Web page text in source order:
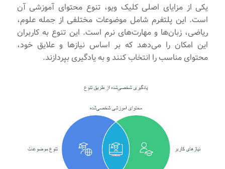
یکی از مزایای اصلی کلیک ویو، تنوع محتوای آموزشی آن
است. این پلتفرم شامل موضوعات مختلفی از جمله علوم،
ریاضی، زبان‌ها و مهارت‌های نرم است. این تنوع به کاربران
این امکان را می‌دهد که بر اساس نیازها و علایق خود،
محتوای مناسب را انتخاب کنند و به یادگیری بپردازند.